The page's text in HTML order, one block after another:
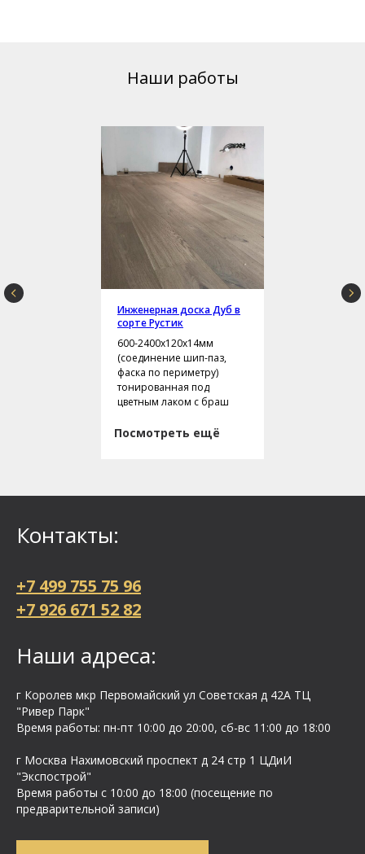
Наши работы
Инженерная доска Дуб в
сорте Рустик
600-2400х120х14мм
(соединение шип-паз,
фаска по периметру)
тонированная под
цветным лаком с браш
Посмотреть ещё
Контакты:
+7 499 755 75 96
+7 926 671 52 82
Наши адреса:
г Королев мкр Первомайский ул Cоветская д 42А ТЦ
"Ривер Парк"
Время работы: пн-пт 10:00 до 20:00, сб-вс 11:00 до 18:00
г Москва Нахимовский проспект д 24 стр 1 ЦДиИ
"Экспострой"
Время работы с 10:00 до 18:00 (посещение по
предварительной записи)